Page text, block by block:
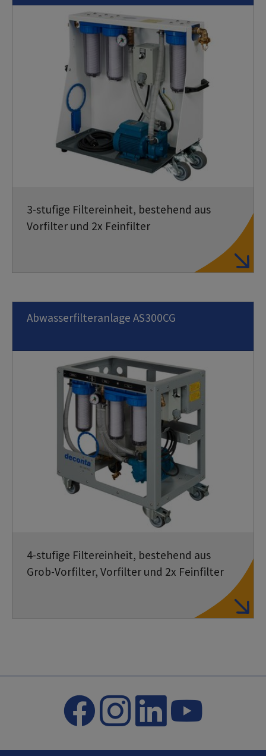
3-stufige Filtereinheit, bestehend aus
Vorfilter und 2x Feinfilter
Abwasserfilteranlage AS300CG
4-stufige Filtereinheit, bestehend aus
Grob-Vorfilter, Vorfilter und 2x Feinfilter